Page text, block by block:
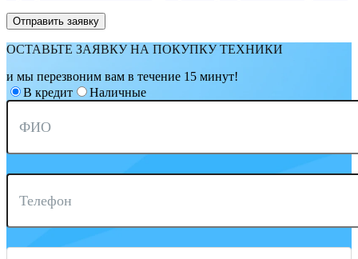
ОСТАВЬТЕ ЗАЯВКУ НА ПОКУПКУ ТЕХНИКИ
и мы перезвоним вам в течение 15 минут!
В кредит
Наличные
ФИО
Телефон